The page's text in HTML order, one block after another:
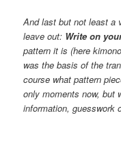
And last but not least a
leave out: Write on
pattern it is (here
was the basis of the
course what pattern
only moments now, but
information, guesswork